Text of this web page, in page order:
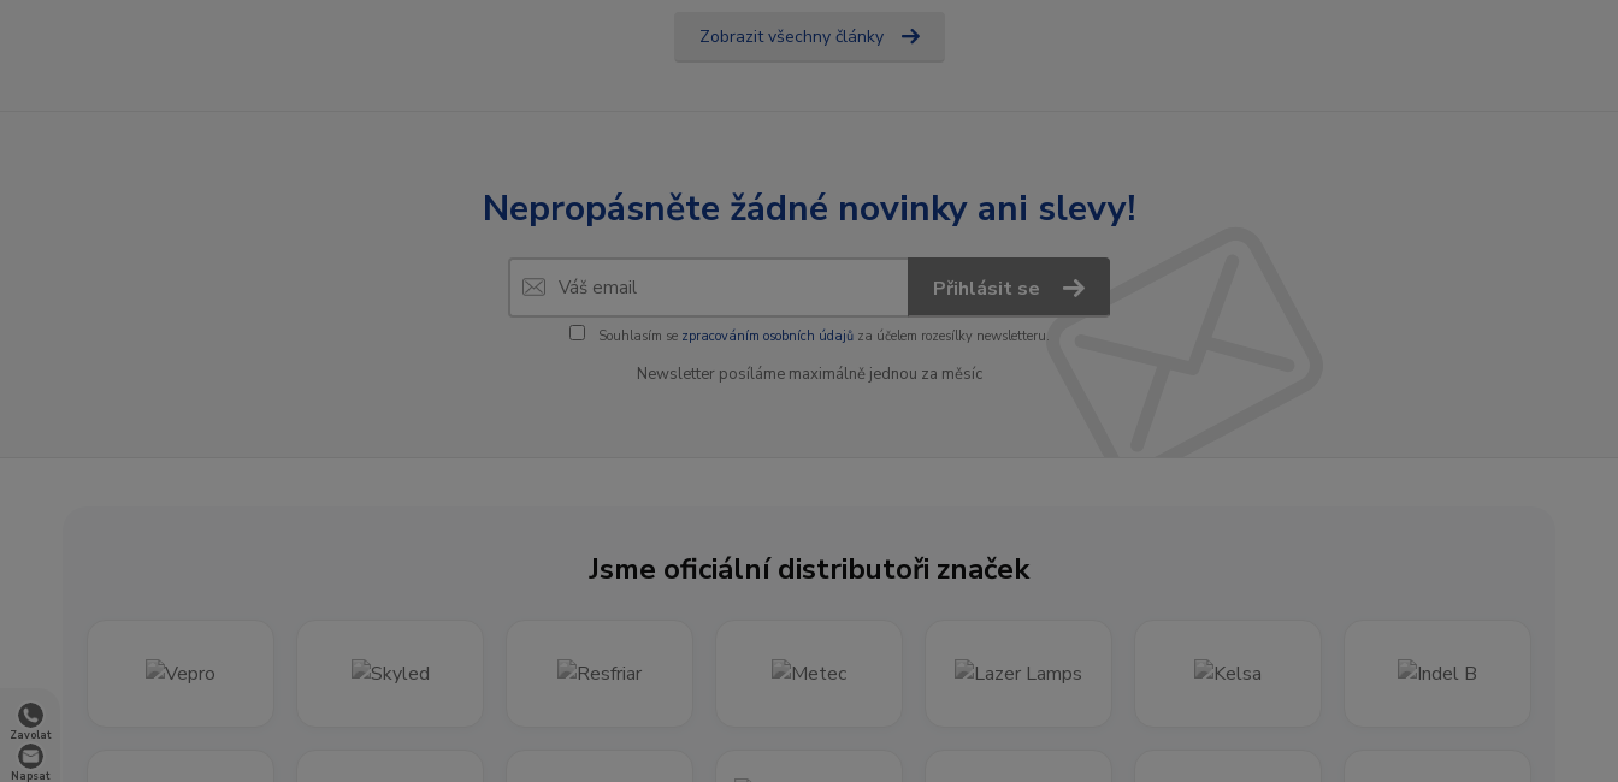
Zavolat
Napsat
Zobrazit všechny články
Nepropásněte žádné novinky ani slevy!
Přihlásit se
Souhlasím se zpracováním osobních údajůza účelem rozesílky newsletteru.
Newsletter posíláme maximálně jednou za měsíc
Jsme oficiální distributoři značek